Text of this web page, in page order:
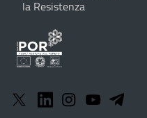
la Resistenza